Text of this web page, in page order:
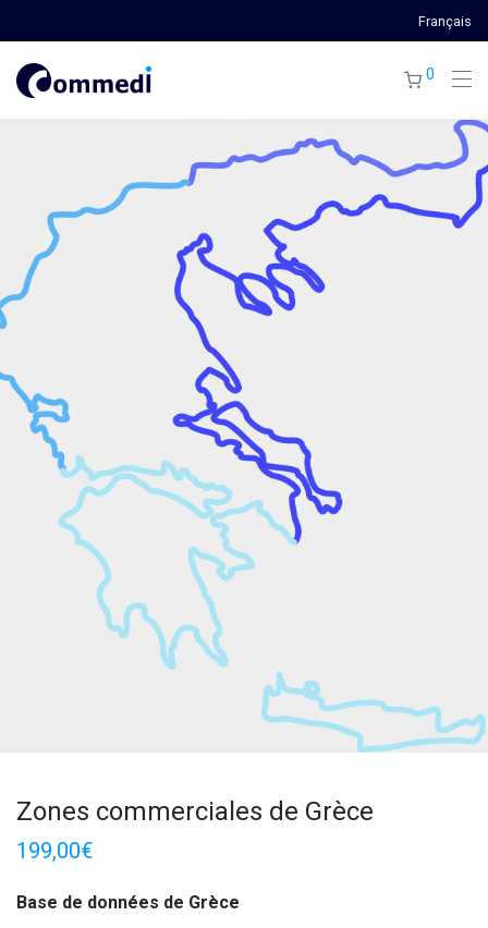
Français
0
Zones commerciales de Grèce
199,00€
Base de données de Grèce